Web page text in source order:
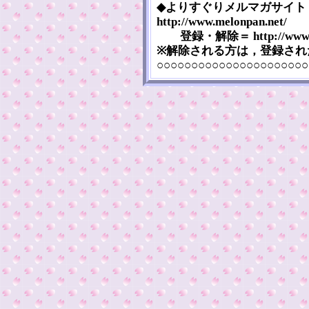
◆よりすぐりメルマガサイ
http://www.melonpan.net/
登録・解除＝ http://
※解除される方は，登録さ